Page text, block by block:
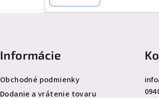
Informácie
Obchodné podmienky
Dodanie a vrátenie tovaru
info